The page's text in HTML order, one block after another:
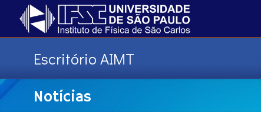
Escritório AIMT
Notícias